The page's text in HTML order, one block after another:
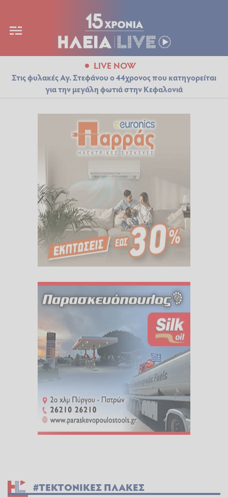
LIVE NOW
Στις φυλακές Αγ. Στεφάνου ο 44χρονος που κατηγορείται
για την μεγάλη φωτιά στην Κεφαλονιά
#ΤΕΚΤΟΝΙΚΕΣ ΠΛΑΚΕΣ